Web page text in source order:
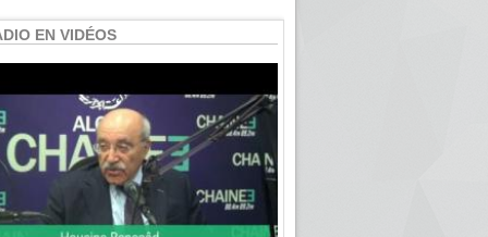
EN VIDÉOS